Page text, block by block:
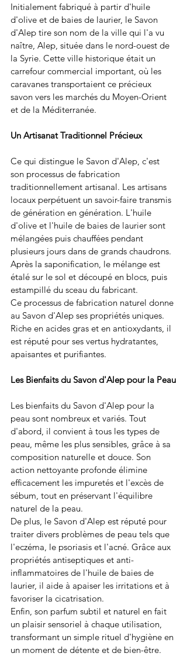
Initialement fabriqué à partir d'huile
d'olive et de baies de laurier, le Savon
d'Alep tire son nom de la ville qui l'a vu
naître, Alep, située dans le nord-ouest de
la Syrie. Cette ville historique était un
carrefour commercial important, où les
caravanes transportaient ce précieux
savon vers les marchés du Moyen-Orient
et de la Méditerranée.
Un Artisanat Traditionnel Précieux
Ce qui distingue le Savon d'Alep, c'est
son processus de fabrication
traditionnellement artisanal. Les artisans
locaux perpétuent un savoir-faire transmis
de génération en génération. L'huile
d'olive et l'huile de baies de laurier sont
mélangées puis chauffées pendant
plusieurs jours dans de grands chaudrons.
Après la saponification, le mélange est
étalé sur le sol et découpé en blocs, puis
estampillé du sceau du fabricant.
Ce processus de fabrication naturel donne
au Savon d'Alep ses propriétés uniques.
Riche en acides gras et en antioxydants, il
est réputé pour ses vertus hydratantes,
apaisantes et purifiantes.
Les Bienfaits du Savon d'Alep pour la Peau
Les bienfaits du Savon d'Alep pour la
peau sont nombreux et variés. Tout
d'abord, il convient à tous les types de
peau, même les plus sensibles, grâce à sa
composition naturelle et douce. Son
action nettoyante profonde élimine
efficacement les impuretés et l'excès de
sébum, tout en préservant l'équilibre
naturel de la peau.
De plus, le Savon d'Alep est réputé pour
traiter divers problèmes de peau tels que
l'eczéma, le psoriasis et l'acné. Grâce aux
propriétés antiseptiques et anti-
inflammatoires de l'huile de baies de
laurier, il aide à apaiser les irritations et à
favoriser la cicatrisation.
Enfin, son parfum subtil et naturel en fait
un plaisir sensoriel à chaque utilisation,
transformant un simple rituel d'hygiène en
un moment de détente et de bien-être.